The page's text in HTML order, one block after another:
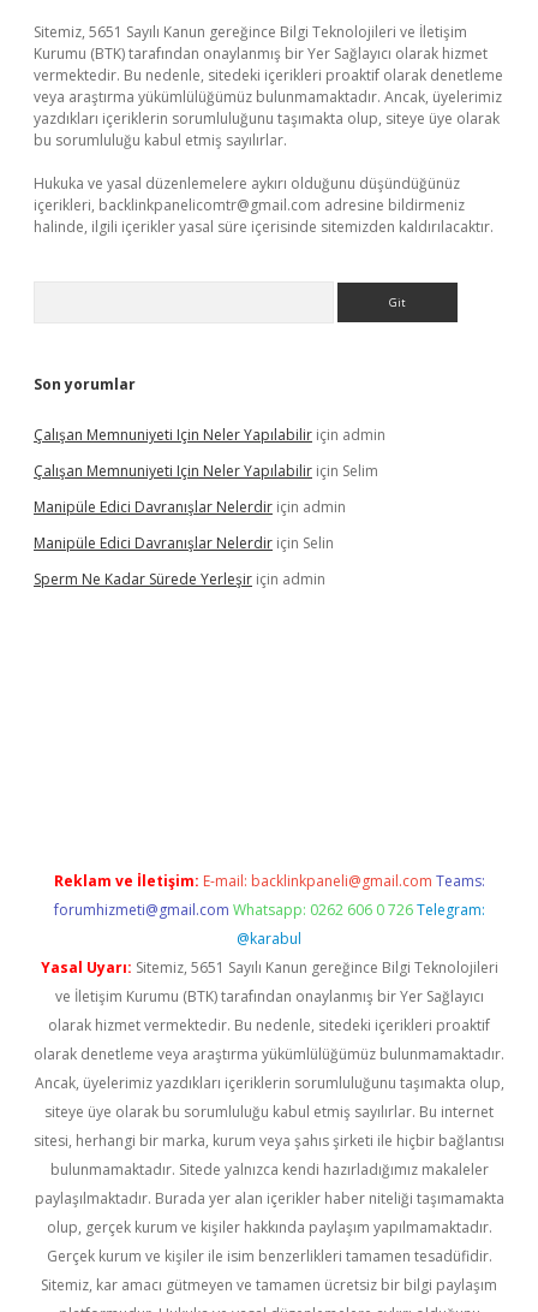
Sitemiz, 5651 Sayılı Kanun gereğince Bilgi Teknolojileri ve İletişim
Kurumu (BTK) tarafından onaylanmış bir Yer Sağlayıcı olarak hizmet
vermektedir. Bu nedenle, sitedeki içerikleri proaktif olarak denetleme
veya araştırma yükümlülüğümüz bulunmamaktadır. Ancak, üyelerimiz
yazdıkları içeriklerin sorumluluğunu taşımakta olup, siteye üye olarak
bu sorumluluğu kabul etmiş sayılırlar.
Hukuka ve yasal düzenlemelere aykırı olduğunu düşündüğünüz
içerikleri, backlinkpanelicomtr@gmail.com adresine bildirmeniz
halinde, ilgili içerikler yasal süre içerisinde sitemizden kaldırılacaktır.
Son yorumlar
Çalışan Memnuniyeti Için Neler Yapılabilir için admin
Çalışan Memnuniyeti Için Neler Yapılabilir için Selim
Manipüle Edici Davranışlar Nelerdir için admin
Manipüle Edici Davranışlar Nelerdir için Selin
Sperm Ne Kadar Sürede Yerleşir için admin
Reklam ve İletişim: E-mail: backlinkpaneli@gmail.com Teams:
forumhizmeti@gmail.com Whatsapp: 0262 606 0 726 Telegram:
@karabul
Yasal Uyarı: Sitemiz, 5651 Sayılı Kanun gereğince Bilgi Teknolojileri
ve İletişim Kurumu (BTK) tarafından onaylanmış bir Yer Sağlayıcı
olarak hizmet vermektedir. Bu nedenle, sitedeki içerikleri proaktif
olarak denetleme veya araştırma yükümlülüğümüz bulunmamaktadır.
Ancak, üyelerimiz yazdıkları içeriklerin sorumluluğunu taşımakta olup,
siteye üye olarak bu sorumluluğu kabul etmiş sayılırlar. Bu internet
sitesi, herhangi bir marka, kurum veya şahıs şirketi ile hiçbir bağlantısı
bulunmamaktadır. Sitede yalnızca kendi hazırladığımız makaleler
paylaşılmaktadır. Burada yer alan içerikler haber niteliği taşımamakta
olup, gerçek kurum ve kişiler hakkında paylaşım yapılmamaktadır.
Gerçek kurum ve kişiler ile isim benzerlikleri tamamen tesadüfidir.
Sitemiz, kar amacı gütmeyen ve tamamen ücretsiz bir bilgi paylaşım